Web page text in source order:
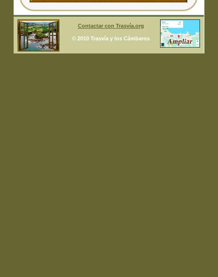
Contactar con Trasvía.org
© 2010 Trasvía y los Cámbaros